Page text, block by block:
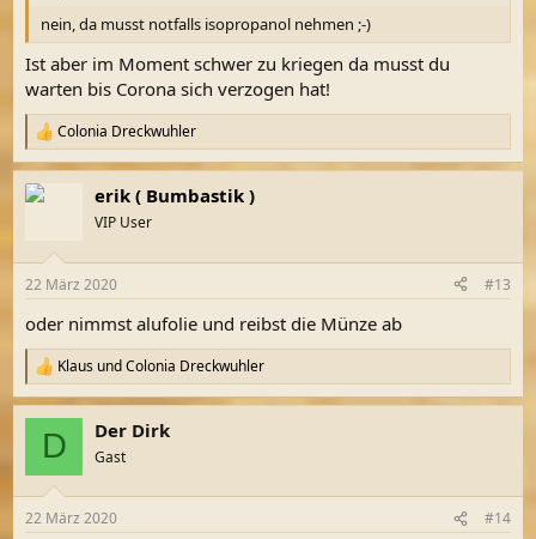
nein, da musst notfalls isopropanol nehmen ;-)
Ist aber im Moment schwer zu kriegen da musst du
warten bis Corona sich verzogen hat!
R
e
a
k
e
:
Colonia Dreckwuhler
erik ( Bumbastik )
VIP User
22 März 2020 #13
oder nimmst alufolie und reibst die Münze ab
R
e
a
e
Klaus undColonia Dreckwuhler
D Der Dirk
Gast
22 März 2020 #14